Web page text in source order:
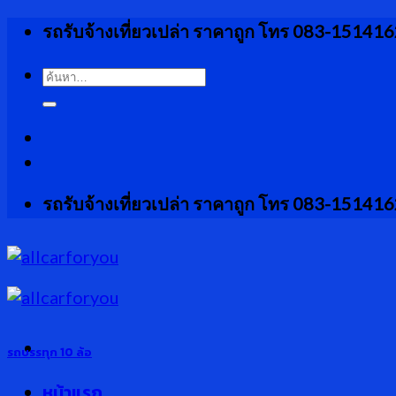
Skip
content
รถรับจ้างเที่ยวเปล่า ราคาถูก โทร 083-
ค้นหา:
รถรับจ้างเที่ยวเปล่า ราคาถูก โทร 083-
รถบรรทุก 10 ล้อ